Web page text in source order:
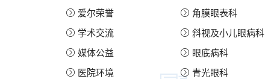
爱尔荣誉
学术交流
媒体公益
医院环境
角膜眼表科
斜视及小儿眼病科
眼底病科
青光眼科